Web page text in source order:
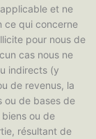
et ne
ce qui concerne
pour nous de
cas nous ne
indirects (y
de revenus, la
ou de bases de
ou de
résultant de